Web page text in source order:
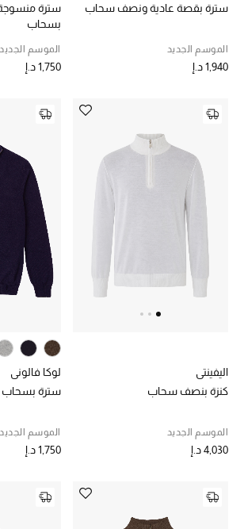
جديد لدينا
نسوقوا أحدث ما وصلنا
عرض جميع المنتجات
ما وصلنا حديثاً
الموسم الجديد
تشكيلة المناسبات للنساء
الملابس الرياضية النسائية
سترة بقصة عادية ونصف سحاب
الموسم الجديد
1,940 د.إ
سترة منسوجة
بسحاب
الموسم الجديد
1,750 د.إ
اليفينتي
كنزة بنصف سحاب
الموسم الجديد
4,030 د.إ
لوكا فالوني
سترة بسحاب
الموسم الجديد
1,750 د.إ